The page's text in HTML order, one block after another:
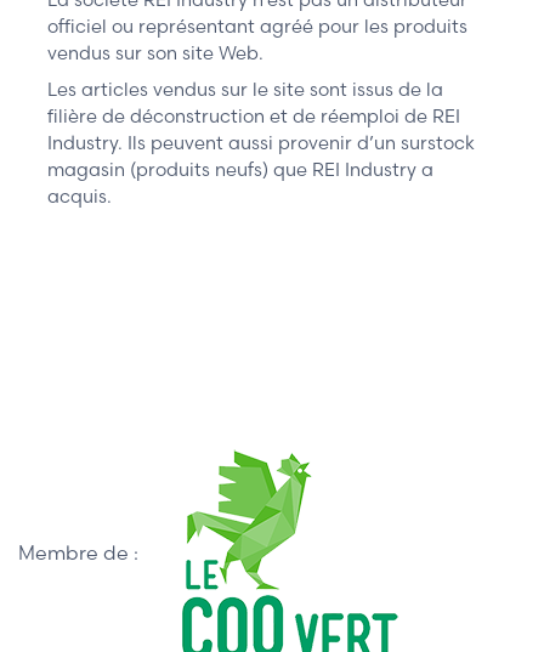
officiel ou représentant agréé pour les produits
vendus sur son site Web.
Les articles vendus sur le site sont issus de la
filière de déconstruction et de réemploi de REI
Industry. Ils peuvent aussi provenir d’un surstock
magasin (produits neufs) que REI Industry a
acquis.
Membre de :